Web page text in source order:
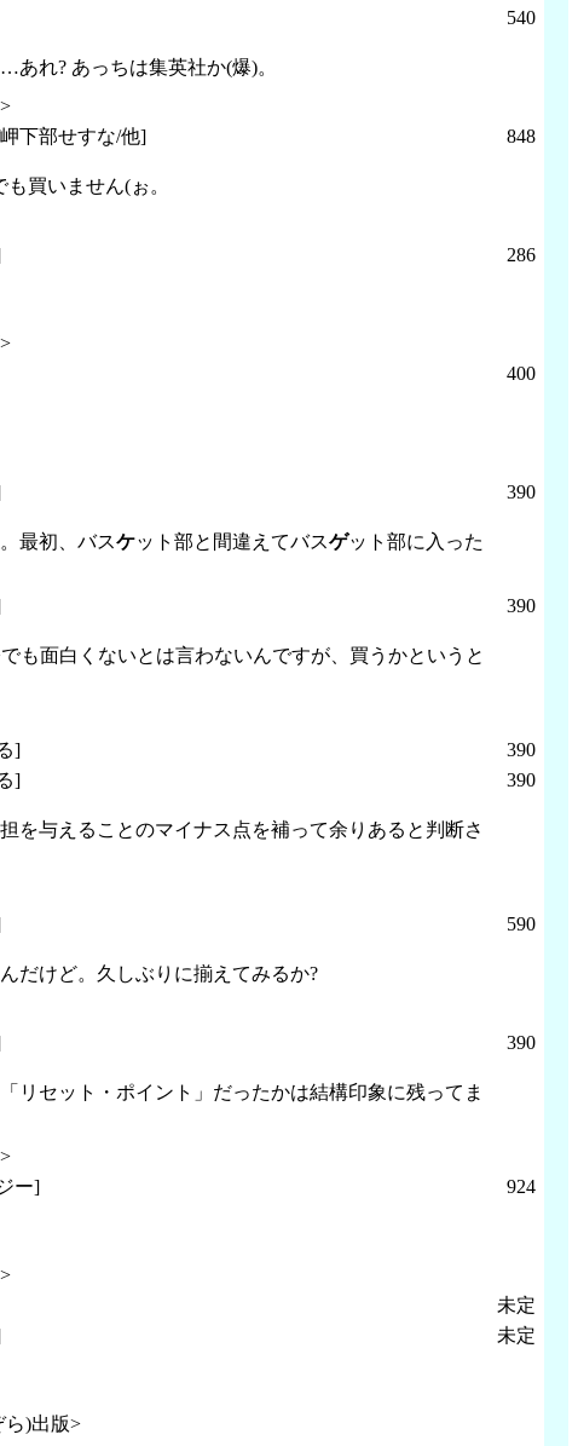
540
れ? あっちは集英社か(爆)。
下部せすな/他] 848
買いません(ぉ。
286
400
390
最初、バスケット部と間違えてバスゲット部に入った
390
も面白くないとは言わないんですが、買うかというと
]
390
] 390
を与えることのマイナス点を補って余りあると判断さ
590
だけど。久しぶりに揃えてみるか?
390
リセット・ポイント」だったかは結構印象に残ってま
ー] 924
未定
未定
ら)出版>